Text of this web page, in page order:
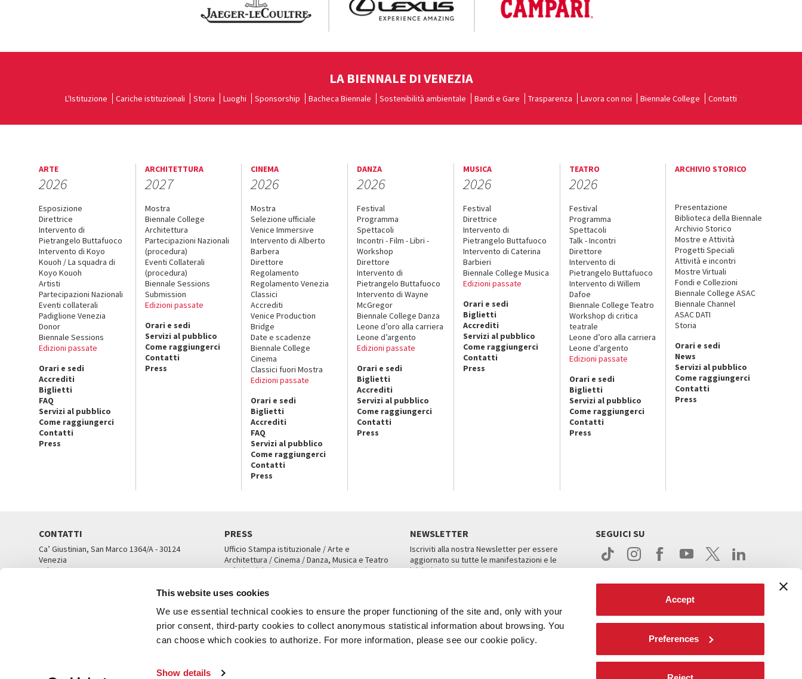
This website uses cookies
We use essential technical cookies to ensure the proper functioning of the site and, only with your
prior consent, third-party cookies to collect anonymous statistical information about browsing. You
can choose which cookies to authorize. For more information, please see our cookie policy.
Show details
Accept
Preferences
LA BIENNALE DI VENEZIA
L'Istituzione Cariche istituzionali Storia Luoghi Sponsorship Bacheca Biennale Sostenibilità ambientale Bandi e Gare Trasparenza Lavora con noi Biennale College Contatti
ARTE
2026
Esposizione
Direttrice
Intervento di
Pietrangelo Buttafuoco
Intervento di Koyo
Kouoh / La squadra di
Koyo Kouoh
Artisti
Partecipazioni Nazionali
Eventi collaterali
Padiglione Venezia
Donor
Biennale Sessions
Edizioni passate
Orari e sedi
Accrediti
Biglietti
FAQ
Servizi al pubblico
Come raggiungerci
Contatti
Press
ARCHITETTURA
2027
Mostra
Biennale College
Architettura
Partecipazioni Nazionali
(procedura)
Eventi Collaterali
(procedura)
Biennale Sessions
Submission
Edizioni passate
Orari e sedi
Servizi al pubblico
Come raggiungerci
Contatti
Press
CINEMA
2026
Mostra
Selezione ufficiale
Venice Immersive
Intervento di Alberto
Barbera
Direttore
Regolamento
Regolamento Venezia
Classici
Accrediti
Venice Production
Bridge
Date e scadenze
Biennale College
Cinema
Classici fuori Mostra
Edizioni passate
Orari e sedi
Biglietti
Accrediti
FAQ
Servizi al pubblico
Come raggiungerci
Contatti
Press
DANZA
2026
Festival
Programma
Spettacoli
Incontri - Film - Libri -
Workshop
Direttore
Intervento di
Pietrangelo Buttafuoco
Intervento di Wayne
McGregor
Biennale College Danza
Leone d’oro alla carriera
Leone d’argento
Edizioni passate
Orari e sedi
Biglietti
Accrediti
Servizi al pubblico
Come raggiungerci
Contatti
Press
MUSICA
2026
Festival
Direttrice
Intervento di
Pietrangelo Buttafuoco
Intervento di Caterina
Barbieri
Biennale College Musica
Edizioni passate
Orari e sedi
Biglietti
Accrediti
Servizi al pubblico
Come raggiungerci
Contatti
Press
TEATRO
2026
Festival
Programma
Spettacoli
Talk - Incontri
Direttore
Intervento di
Pietrangelo Buttafuoco
Intervento di Willem
Dafoe
Biennale College Teatro
Workshop di critica
teatrale
Leone d’oro alla carriera
Leone d’argento
Edizioni passate
Orari e sedi
Biglietti
Servizi al pubblico
Come raggiungerci
Contatti
Press
ARCHIVIO STORICO
Presentazione
Biblioteca della Biennale
Archivio Storico
Mostre e Attività
Progetti Speciali
Attività e incontri
Mostre Virtuali
Fondi e Collezioni
Biennale College ASAC
Biennale Channel
ASAC DATI
Storia
Orari e sedi
News
Servizi al pubblico
Come raggiungerci
Contatti
Press
CONTATTI
Ca’ Giustinian, San Marco 1364/A - 30124
Venezia
Tel. 041 5218711
PRESS
Ufficio Stampa istituzionale / Arte e
Architettura / Cinema / Danza, Musica e Teatro
Ca’ Giustinian, San Marco 1364/A, Venezia
UFFICI STAMPA
NEWSLETTER
Iscriviti alla nostra Newsletter per essere
aggiornato su tutte le manifestazioni e le
iniziative.
SEGUICI SU